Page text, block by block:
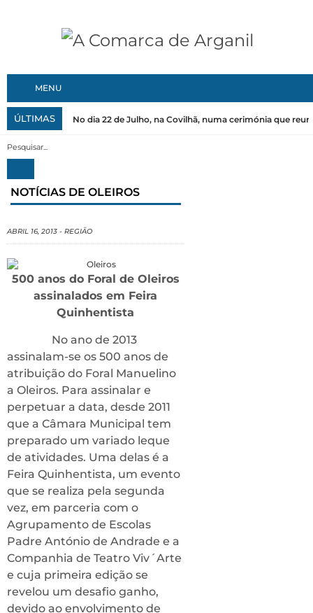
MENU
ÚLTIMAS O Município de Vila Nova de Poiares promoveu o
NOTÍCIAS DE OLEIROS
ABRIL 16, 2013 - REGIÃO
500 anos do Foral de Oleiros
assinalados em Feira
Quinhentista
No ano de 2013
assinalam-se os 500 anos de
atribuição do Foral Manuelino
a Oleiros. Para assinalar e
perpetuar a data, desde 2011
que a Câmara Municipal tem
preparado um variado leque
de atividades. Uma delas é a
Feira Quinhentista, um evento
que se realiza pela segunda
vez, em parceria com o
Agrupamento de Escolas
Padre António de Andrade e a
Companhia de Teatro Viv´Arte
e cuja primeira edição se
revelou um desafio ganho,
devido ao envolvimento de